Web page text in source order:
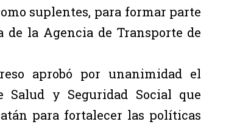
suplentes, para formar parte
la Agencia de Transporte de
aprobó por unanimidad el
Salud y Seguridad Social que
para fortalecer las políticas